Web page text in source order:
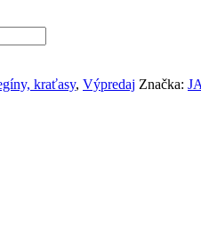
kraťasy, Výpredaj Značka: